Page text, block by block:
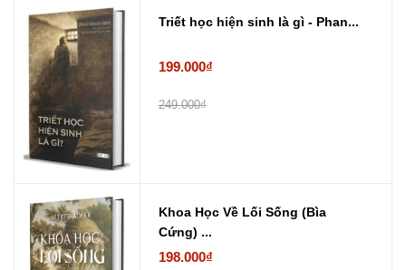
Triết học hiện sinh là gì - Phan...
199.000₫
249.000₫
Khoa Học Về Lối Sống (Bìa
Cứng) ...
198.000₫